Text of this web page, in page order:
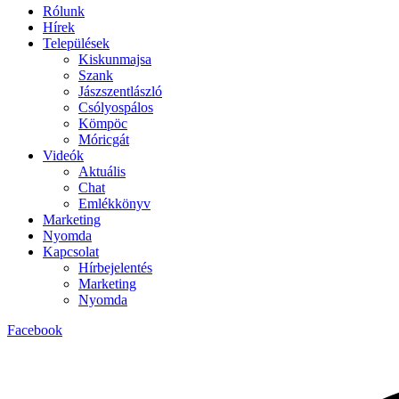
Rólunk
Hírek
Települések
Kiskunmajsa
Szank
Jászszentlászló
Csólyospálos
Kömpöc
Móricgát
Videók
Aktuális
Chat
Emlékkönyv
Marketing
Nyomda
Kapcsolat
Hírbejelentés
Marketing
Nyomda
Facebook